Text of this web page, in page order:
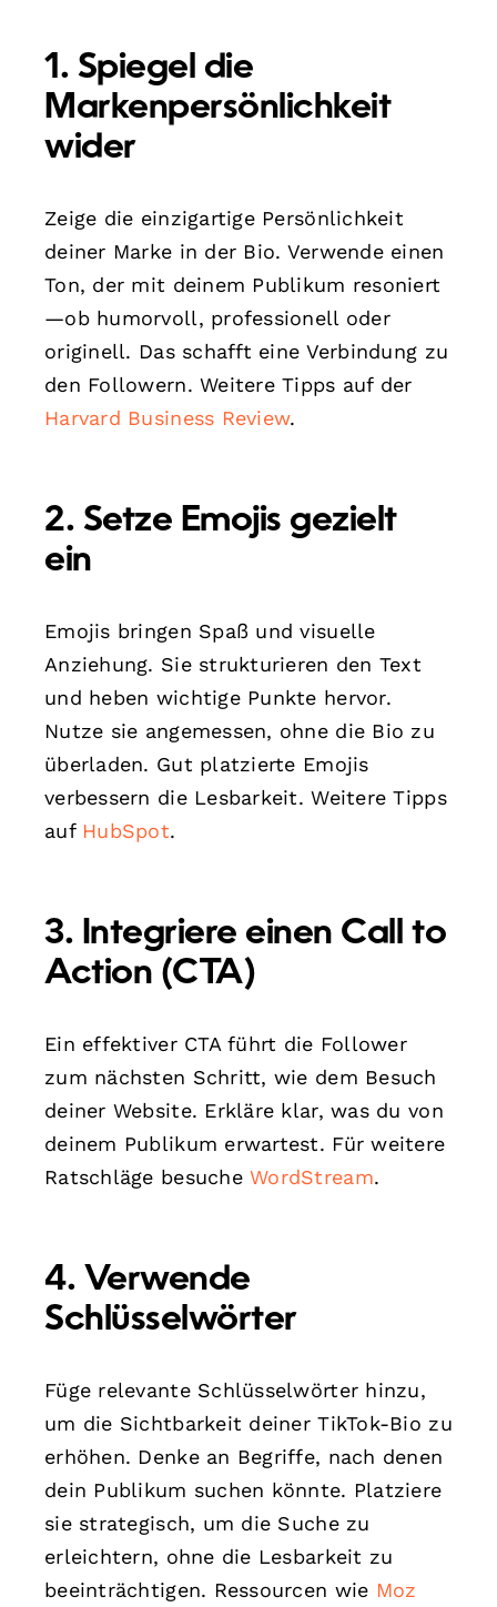
1. Spiegel die
Markenpersönlichkeit
wider
Zeige die einzigartige Persönlichkeit
deiner Marke in der Bio. Verwende einen
Ton, der mit deinem Publikum resoniert
—ob humorvoll, professionell oder
originell. Das schafft eine Verbindung zu
den Followern. Weitere Tipps auf der
Harvard Business Review.
2. Setze Emojis gezielt
ein
Emojis bringen Spaß und visuelle
Anziehung. Sie strukturieren den Text
und heben wichtige Punkte hervor.
Nutze sie angemessen, ohne die Bio zu
überladen. Gut platzierte Emojis
verbessern die Lesbarkeit. Weitere Tipps
auf HubSpot.
3. Integriere einen Call to
Action (CTA)
Ein effektiver CTA führt die Follower
zum nächsten Schritt, wie dem Besuch
deiner Website. Erkläre klar, was du von
deinem Publikum erwartest. Für weitere
Ratschläge besucheWordStream.
4. Verwende
Schlüsselwörter
Füge relevante Schlüsselwörter hinzu,
um die Sichtbarkeit deiner TikTok-Bio zu
erhöhen. Denke an Begriffe, nach denen
dein Publikum suchen könnte. Platziere
sie strategisch, um die Suche zu
erleichtern, ohne die Lesbarkeit zu
beeinträchtigen. Ressourcen wie Moz